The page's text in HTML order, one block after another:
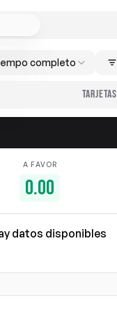
completo
TARJETAS
A FAVOR
0.00
datos disponibles